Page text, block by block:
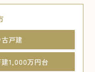
戸建
建1,000万円台